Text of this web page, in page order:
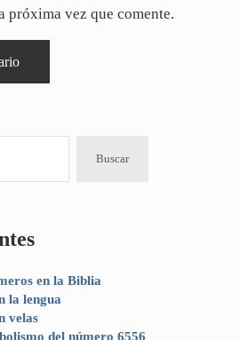
próxima vez que comente.
Buscar
en la Biblia
la lengua
velas
del número 6556